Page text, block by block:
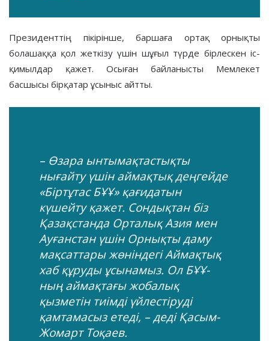
Президенттің пікірінше, баршаға ортақ орнықты
болашаққа қол жеткізу үшін шұғыл түрде бірлескен іс-
қимылдар қажет. Осыған байланысты Мемлекет
басшысы бірқатар ұсыныс айтты.
– Өзара ынтымақтастықты
нығайту үшін аймақтық деңгейде
«Біртұтас БҰҰ» қағидатын
күшейту қажет. Сондықтан біз
Қазақстанда Орталық Азия мен
Ауғанстан үшін Орнықты даму
мақсаттары жөніндегі Аймақтық
хаб құруды ұсынамыз. Ол БҰҰ-
ның аймақтағы жобалық
қызметін тиімді үйлестіруді
қамтамасыз етеді, – деді Қасым-
Жомарт Тоқаев.